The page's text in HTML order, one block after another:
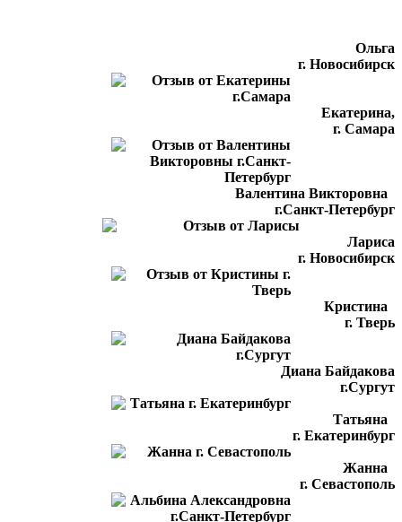
Ольга
г. Новосибирск
Екатерина,
г. Самара
Валентина Викторовна
г.Санкт-Петербург
Лариса
г. Новосибирск
Кристина
г. Тверь
Диана Байдакова
г.Сургут
Татьяна
г. Екатеринбург
Жанна
г. Севастополь